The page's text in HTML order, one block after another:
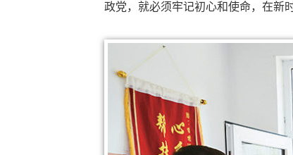
政党，就必须牢记初心和使命，在新